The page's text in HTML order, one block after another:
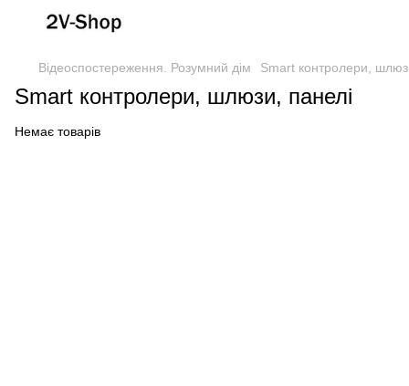
Відеоспостереження. Розумний дім Smart контролери,
Smart контролери, шлюзи, панелі
Немає товарів